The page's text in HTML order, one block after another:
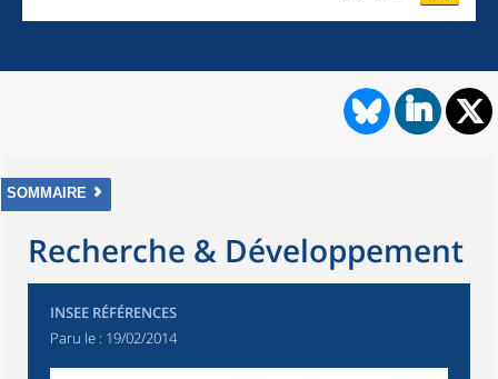
SOMMAIRE
Recherche & Développement
INSEE RÉFÉRENCES
Paru le : 19/02/2014